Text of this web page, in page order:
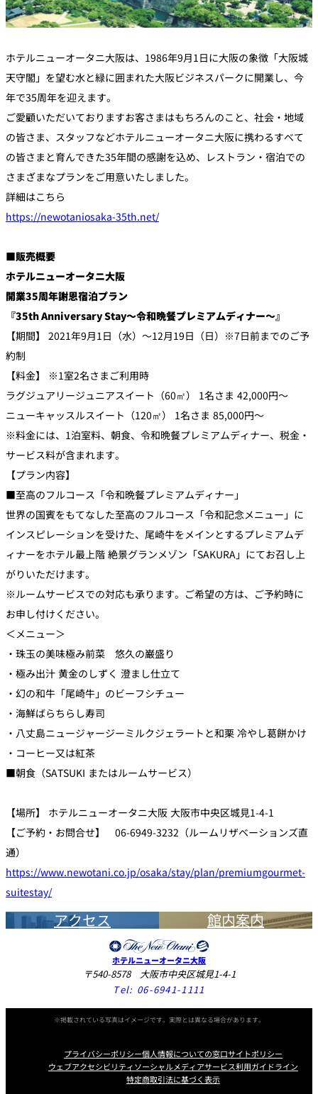
ホテルニューオータニ大阪は、1986年9月1日に大阪の象徴「大阪城
天守閣」を望む水と緑に囲まれた大阪ビジネスパークに開業し、今
年で35周年を迎えます。
ご愛顧いただいておりますお客さまはもちろんのこと、社会・地域
の皆さま、スタッフなどホテルニューオータニ大阪に携わるすべて
の皆さまと育んできた35年間の感謝を込め、レストラン・宿泊での
さまざまなプランをご用意いたしました。
詳細はこちら
https://newotaniosaka-35th.net/
■販売概要
ホテルニューオータニ大阪
開業35周年謝恩宿泊プラン
『35th Anniversary Stay～令和晩餐プレミアムディナー～』
【期間】 2021年9月1日（水）～12月19日（日）※7日前までのご予
約制
【料金】 ※1室2名さまご利用時
ラグジュアリージュニアスイート（60㎡） 1名さま 42,000円～
ニューキャッスルスイート（120㎡） 1名さま 85,000円～
※料金には、1泊室料、朝食、令和晩餐プレミアムディナー、税金・
サービス料が含まれます。
【プラン内容】
■至高のフルコース「令和晩餐プレミアムディナー」
世界の国賓をもてなした至高のフルコース「令和記念メニュー」に
インスピレーションを受けた、尾崎牛をメインとするプレミアムデ
ィナーをホテル最上階 絶景グランメゾン「SAKURA」にてお召し上
がりいただけます。
※ルームサービスでの対応も承ります。ご希望の方は、ご予約時に
お申し付けください。
＜メニュー＞
・珠玉の美味極み前菜 悠久の巌盛り
・極み出汁 黄金のしずく 澄まし仕立て
・幻の和牛「尾崎牛」のビーフシチュー
・海鮮ばらちらし寿司
・八丈島ニュージャージーミルクジェラートと和栗 冷やし葛餅かけ
・コーヒー又は紅茶
■朝食（SATSUKI またはルームサービス）
【場所】 ホテルニューオータニ大阪 大阪市中央区城見1-4-1
【ご予約・お問合せ】 06-6949-3232（ルームリザベーションズ直
通）
https://www.newotani.co.jp/osaka/stay/plan/premiumgourmet-
suitestay/
アクセス 館内案内
ホテルニューオータニ大阪
〒540-8578 大阪市中央区城見1-4-1
Tel: 06-6941-1111
※掲載されている写真はイメージです。実際とは異なる場合があります。
プライバシーポリシー個人情報についての窓口サイトポリシー
ウェブアクセシビリティソーシャルメディアサービス利用ガイドライン
特定商取引法に基づく表示